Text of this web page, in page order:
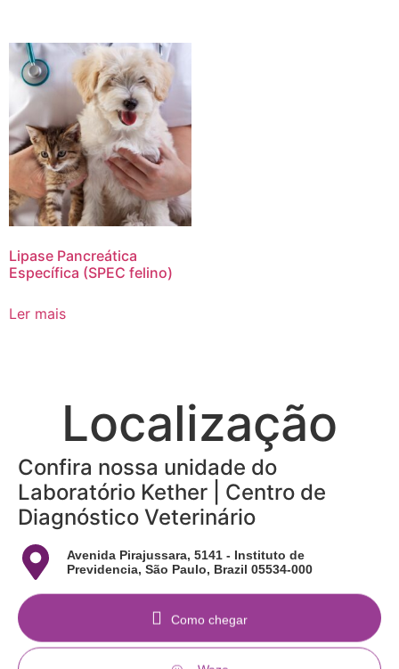
Lipase Pancreática
Específica (SPEC felino)
Ler mais
Localização
Confira nossa unidade do
Laboratório Kether | Centro de
Diagnóstico Veterinário
Avenida Pirajussara, 5141 - Instituto de
Previdencia, São Paulo, Brazil 05534-000
Como chegar